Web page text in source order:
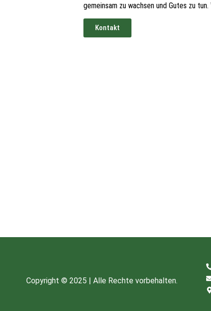
gemeinsam zu wachsen und Gutes zu
Kontakt
Copyright © 2025 | Alle Rechte vorbehalten.